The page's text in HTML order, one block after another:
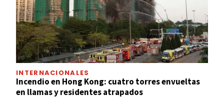
INTERNACIONALES
Incendio en Hong Kong: cuatro torres envueltas
en llamas y residentes atrapados